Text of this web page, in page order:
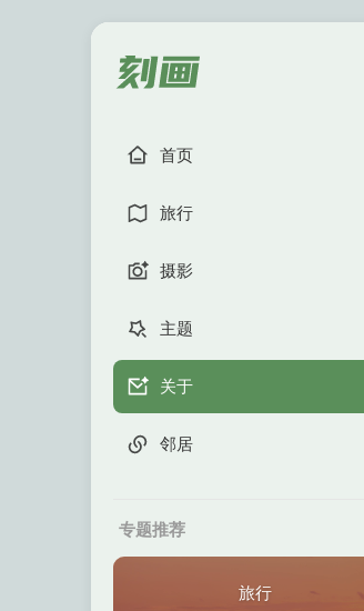
首页
旅行
摄影
主题
关于
邻居
专题推荐
旅行